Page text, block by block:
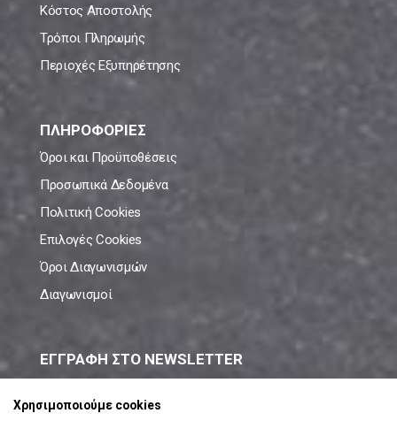
Κόστος Αποστολής
Τρόποι Πληρωμής
Περιοχές Εξυπηρέτησης
ΠΛΗΡΟΦΟΡΙΕΣ
Όροι και Προϋποθέσεις
Προσωπικά Δεδομένα
Πολιτική Cookies
Επιλογές Cookies
Όροι Διαγωνισμών
Διαγωνισμοί
ΕΓΓΡΑΦΗ ΣΤΟ NEWSLETTER
Χρησιμοποιούμε cookies